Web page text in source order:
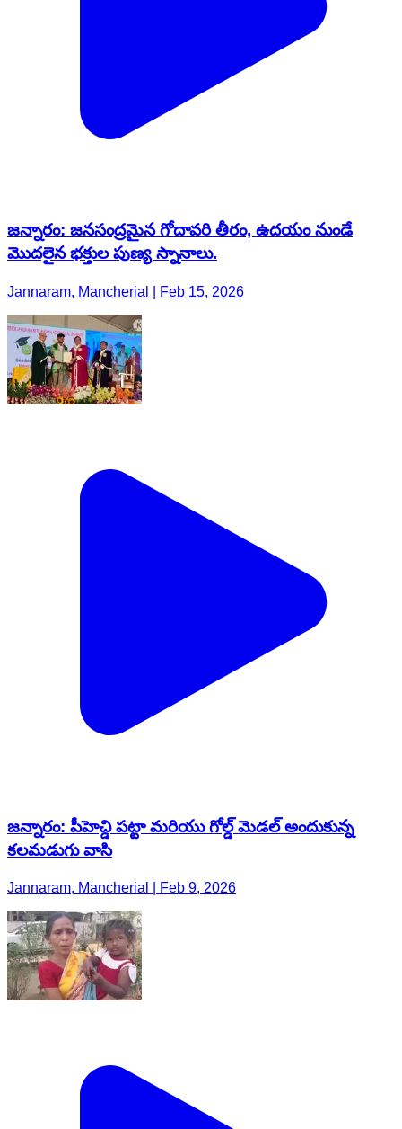
జన్నారం: జనసంద్రమైన గోదావరి తీరం, ఉదయం నుండే
మొదలైన భక్తుల పుణ్య స్నానాలు.
Jannaram, Mancherial | Feb 15, 2026
జన్నారం: పీహెచ్డి పట్టా మరియు గోల్డ్ మెడల్ అందుకున్న
కలమడుగు వాసి
Jannaram, Mancherial | Feb 9, 2026